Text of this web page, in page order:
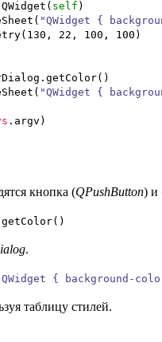
QWidget ( self )
( "QWidget {
( 130 , 22 , 100 , 100 )
. getColor( )
( "QWidget {
. argv )
кнопка (QPushButton) и
getColor( )
.
{ background-
таблицу стилей.